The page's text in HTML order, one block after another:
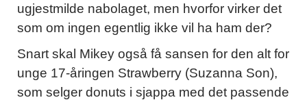
ugjestmilde nabolaget, men hvorfor virker det
som om ingen egentlig ikke vil ha ham der?
Snart skal Mikey også få sansen for den alt for
unge 17-åringen Strawberry (Suzanna Son),
som selger donuts i sjappa med det passende